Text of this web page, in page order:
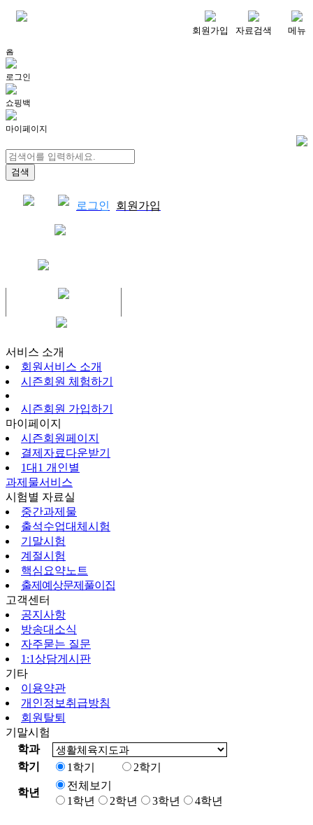
회원가입 자료검색 메뉴
홈
로그인
쇼핑백
마이페이지
로그인 회원가입
서비스 소개
회원서비스 소개
시즌회원 체험하기
시즌회원 가입하기
마이페이지
시즌회원페이지
결제자료다운받기
1대1 개인별
과제물서비스
시험별 자료실
중간과제물
출석수업대체시험
기말시험
계절시험
핵심요약노트
출제예상문제풀이집
고객센터
공지사항
방송대소식
자주묻는 질문
1:1상담게시판
기타
이용약관
개인정보취급방침
회원탈퇴
기말시험
학과
학기
1학기 2학기
학년
전체보기
1학년
2학년 3학년 4학년